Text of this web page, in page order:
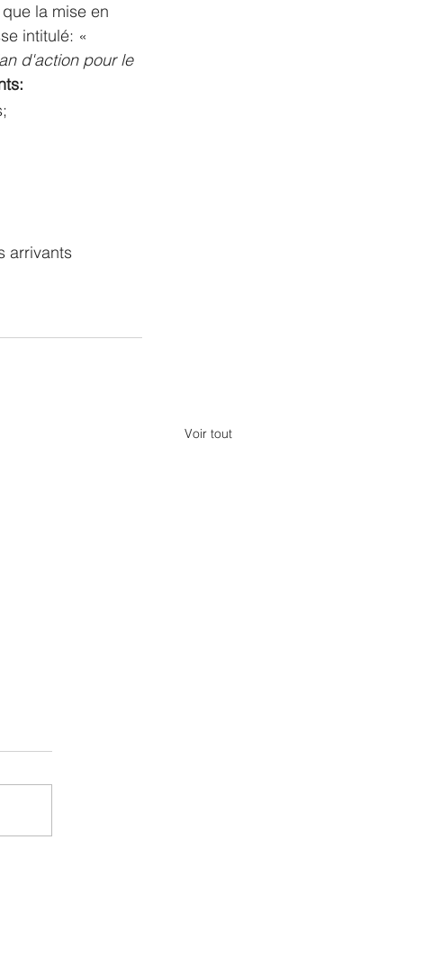
la mise en
intitulé: «
d'action pour le
arrivants
Voir tout